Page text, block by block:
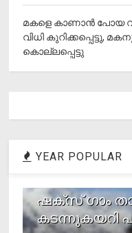
മകളെ കാണാന്‍ പോയ
വിധി കുറിക്കപ്പെട്ടു,
കൊല്ലപ്പെട്ടു
YEAR POPULAR
ഷക്സ് ​ഗാം
കടന്നുകയറി